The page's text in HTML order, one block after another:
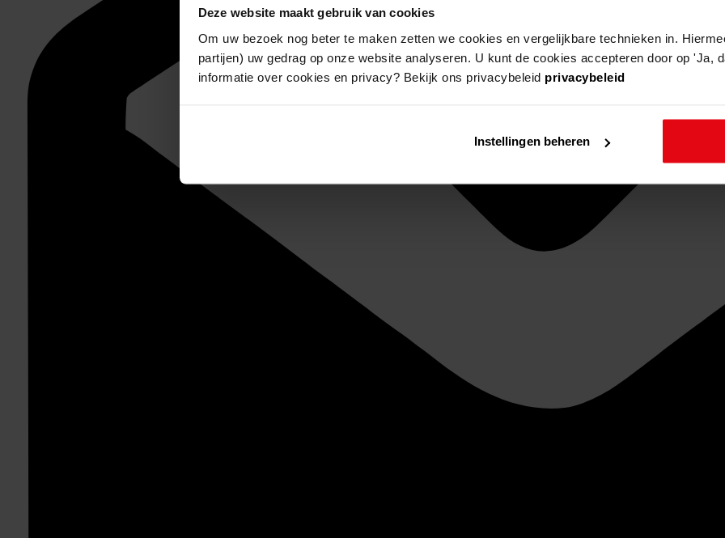
Deze website maakt gebruik van cookies
Om uw bezoek nog beter te maken zetten we cookies en vergelijkbare technieken in.
partijen) uw gedrag op onze website analyseren. U kunt de cookies accepteren door op 'Ja,
informatie over cookies en privacy? Bekijk ons privacybeleid privacybeleid
Instellingen beheren